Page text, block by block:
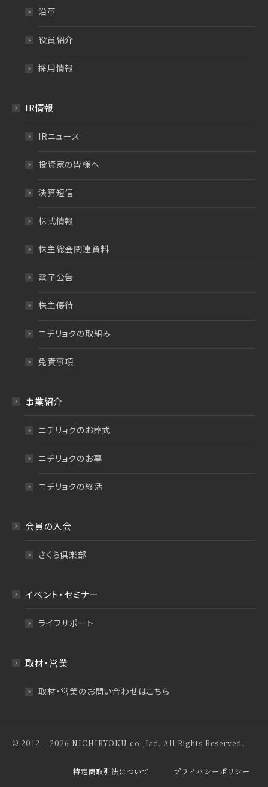
沿革
役員紹介
採用情報
IR情報
IRニュース
投資家の皆様へ
決算短信
株式情報
株主総会関連資料
電子公告
株主優待
ニチリョクの取組み
免責事項
事業紹介
ニチリョクのお葬式
ニチリョクのお墓
ニチリョクの終活
会員の入会
さくら倶楽部
イベント・セミナー
ライフサポート
取材・営業
取材・営業のお問い合わせはこちら
© 2012 – 2026 NICHIRYOKU co.,Ltd. All Rights Reserved.
特定商取引法について プライバシーポリシー